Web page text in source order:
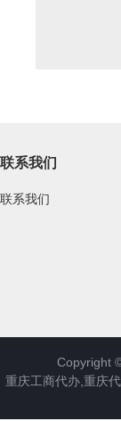
联系我们
联系我们
Copyright
重庆工商代办,重庆